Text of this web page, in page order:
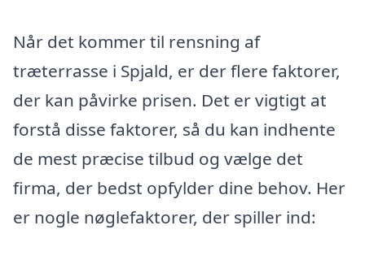
Når det kommer til rensning af
træterrasse i Spjald, er der flere faktorer,
der kan påvirke prisen. Det er vigtigt at
forstå disse faktorer, så du kan indhente
de mest præcise tilbud og vælge det
firma, der bedst opfylder dine behov. Her
er nogle nøglefaktorer, der spiller ind: